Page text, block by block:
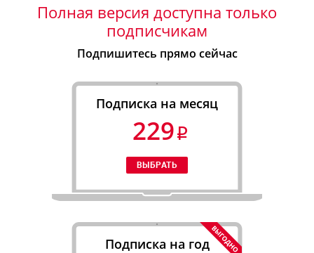
Полная версия доступна только
подписчикам
Подпишитесь прямо сейчас
Подписка на месяц
229
Подписка на год